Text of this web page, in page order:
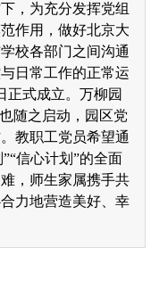
，为充分发挥党组
作用，做好北京大
校各部门之间沟通
日常工作的正常运
正式成立。万柳园
随之启动，园区党
教职工党员希望通
信心计划”的全面
，师生家属携手共
力地营造美好、幸